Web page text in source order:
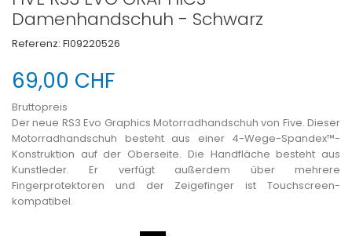
Damenhandschuh - Schwarz
Referenz: FI09220526
69,00 CHF
Bruttopreis
Der neue RS3 Evo Graphics Motorradhandschuh von Five. Dieser
Motorradhandschuh besteht aus einer 4-Wege-Spandex™-
Konstruktion auf der Oberseite. Die Handfläche besteht aus
Kunstleder. Er verfügt außerdem über mehrere
Fingerprotektoren und der Zeigefinger ist Touchscreen-
kompatibel.